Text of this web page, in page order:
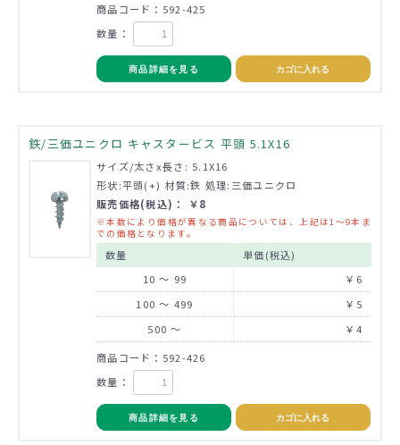
商品コード：592-425
数量：
商品詳細を見る カゴに入れる
鉄/三価ユニクロ キャスタービス 平頭 5.1X16
サイズ/太さx長さ: 5.1X16
形状:平頭(+) 材質:鉄 処理:三価ユニクロ
販売価格(税込)： ￥8
※本数により価格が異なる商品については、上記は1～9本ま
での価格となります。
数量
単価(税込)
10 ～ 99
￥6
100 ～ 499
￥5
500 ～
￥4
商品コード：592-426
数量：
商品詳細を見る カゴに入れる